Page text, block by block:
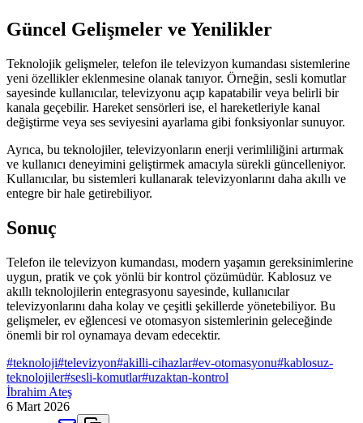
Güncel Gelişmeler ve Yenilikler
Teknolojik gelişmeler, telefon ile televizyon kumandası sistemlerine
yeni özellikler eklenmesine olanak tanıyor. Örneğin, sesli komutlar
sayesinde kullanıcılar, televizyonu açıp kapatabilir veya belirli bir
kanala geçebilir. Hareket sensörleri ise, el hareketleriyle kanal
değiştirme veya ses seviyesini ayarlama gibi fonksiyonlar sunuyor.
Ayrıca, bu teknolojiler, televizyonların enerji verimliliğini artırmak
ve kullanıcı deneyimini geliştirmek amacıyla sürekli güncelleniyor.
Kullanıcılar, bu sistemleri kullanarak televizyonlarını daha akıllı ve
entegre bir hale getirebiliyor.
Sonuç
Telefon ile televizyon kumandası, modern yaşamın gereksinimlerine
uygun, pratik ve çok yönlü bir kontrol çözümüdür. Kablosuz ve
akıllı teknolojilerin entegrasyonu sayesinde, kullanıcılar
televizyonlarını daha kolay ve çeşitli şekillerde yönetebiliyor. Bu
gelişmeler, ev eğlencesi ve otomasyon sistemlerinin geleceğinde
önemli bir rol oynamaya devam edecektir.
#teknoloji#televizyon#akilli-cihazlar#ev-otomasyonu#kablosuz-
teknolojiler#sesli-komutlar#uzaktan-kontrol
İbrahim Ateş
6 Mart 2026